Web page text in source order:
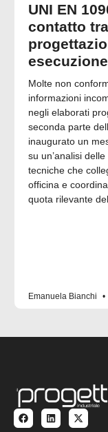
UNI EN
contatto tra
esecuzione
Molte non
informazioni
negli elaborati
seconda parte
inaugurato un
su un’analisi
tecniche che
officina e
quota rilevante
Emanuela Bianchi